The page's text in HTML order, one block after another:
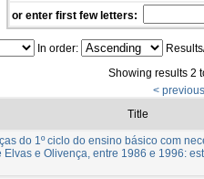
or enter first few letters:
In order:
Showing results 2
< previous
Title
do 1º ciclo do ensino básico com
e Olivença, entre 1986 e 1996: